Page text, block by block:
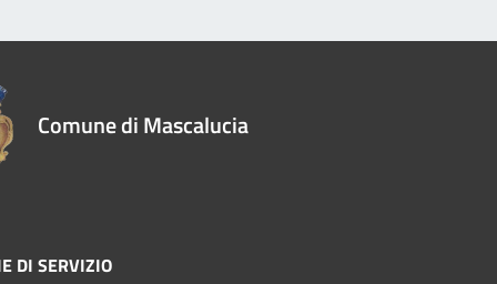
Comune di Mascalucia
DI SERVIZIO